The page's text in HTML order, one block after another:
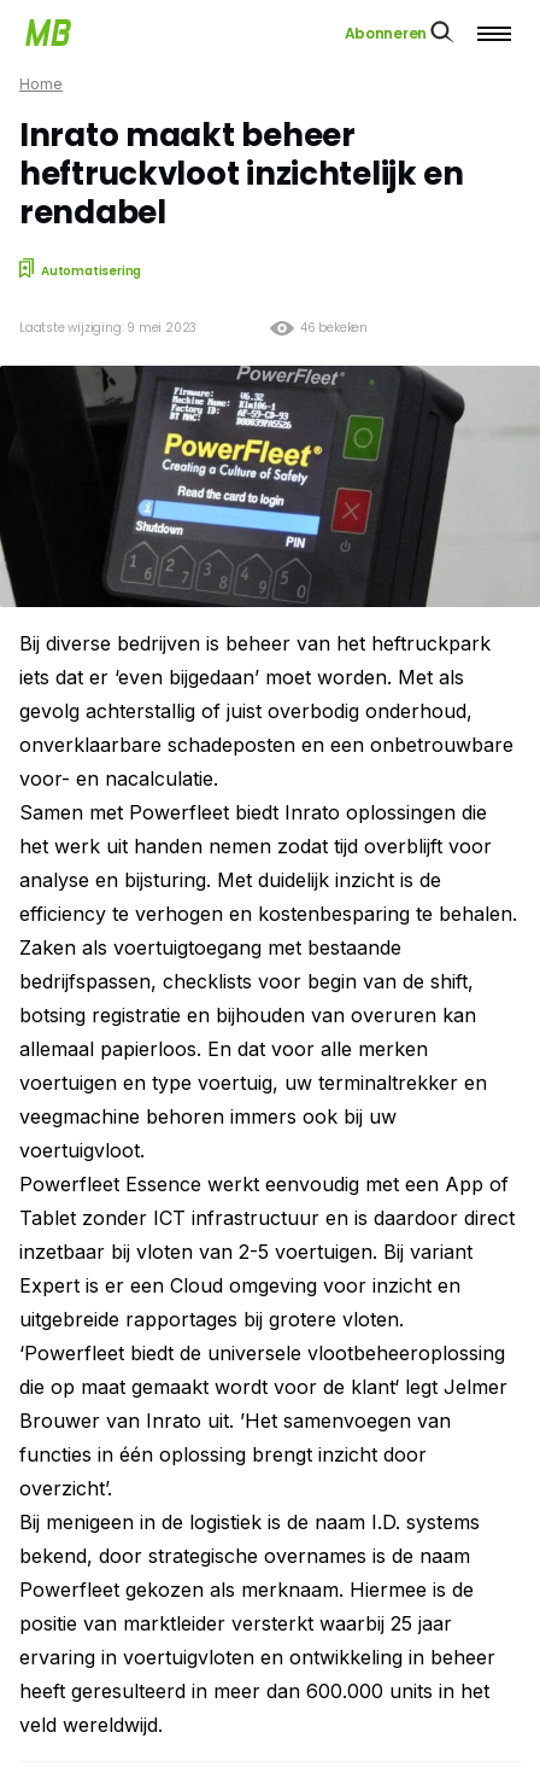
Abonneren
Home
Inrato maakt beheer
heftruckvloot inzichtelijk en
rendabel
Automatisering
46 bekeken
Laatste wijziging: 9 mei 2023
Bij diverse bedrijven is beheer van het heftruckpark
iets dat er ‘even bijgedaan’ moet worden. Met als
gevolg achterstallig of juist overbodig onderhoud,
onverklaarbare schadeposten en een onbetrouwbare
voor- en nacalculatie.
Samen met Powerfleet biedt Inrato oplossingen die
het werk uit handen nemen zodat tijd overblijft voor
analyse en bijsturing. Met duidelijk inzicht is de
efficiency te verhogen en kostenbesparing te behalen.
Zaken als voertuigtoegang met bestaande
bedrijfspassen, checklists voor begin van de shift,
botsing registratie en bijhouden van overuren kan
allemaal papierloos. En dat voor alle merken
voertuigen en type voertuig, uw terminaltrekker en
veegmachine behoren immers ook bij uw
voertuigvloot.
Powerfleet Essence werkt eenvoudig met een App of
Tablet zonder ICT infrastructuur en is daardoor direct
inzetbaar bij vloten van 2-5 voertuigen. Bij variant
Expert is er een Cloud omgeving voor inzicht en
uitgebreide rapportages bij grotere vloten.
‘Powerfleet biedt de universele vlootbeheeroplossing
die op maat gemaakt wordt voor de klant‘ legt Jelmer
Brouwer van Inrato uit. ’Het samenvoegen van
functies in één oplossing brengt inzicht door
overzicht’.
Bij menigeen in de logistiek is de naam I.D. systems
bekend, door strategische overnames is de naam
Powerfleet gekozen als merknaam. Hiermee is de
positie van marktleider versterkt waarbij 25 jaar
ervaring in voertuigvloten en ontwikkeling in beheer
heeft geresulteerd in meer dan 600.000 units in het
veld wereldwijd.